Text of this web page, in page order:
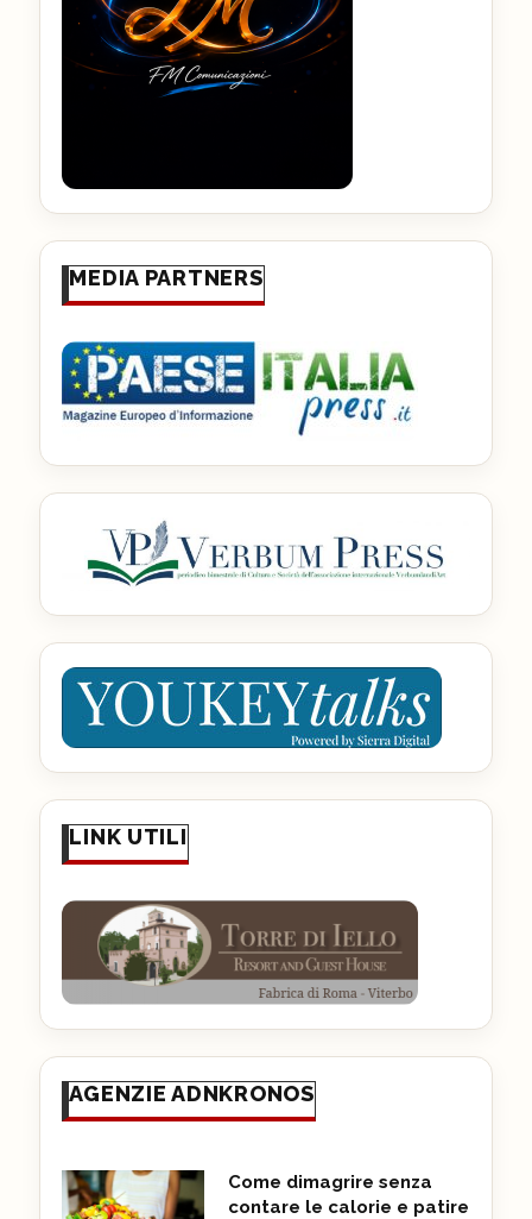
MEDIA PARTNERS
LINK UTILI
AGENZIE ADNKRONOS
Come dimagrire senza
contare le calorie e patire